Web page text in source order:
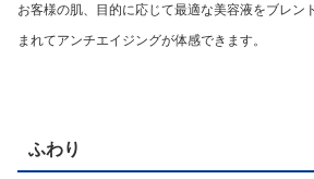
お客様の肌、目的に応じて最適な美容液をブレン
まれてアンチエイジングが体感できます。
ふわり